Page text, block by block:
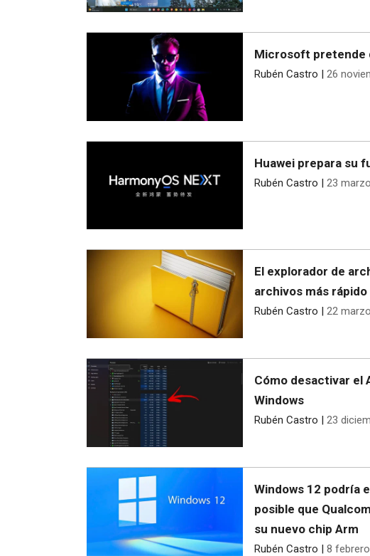
Microsoft pretende
Rubén Castro | 26
Huawei prepara su
Rubén Castro | 23 marzo
El explorador de
archivos más rápido
Rubén Castro | 22 marzo
Cómo desactivar el
Windows
Rubén Castro | 23
Windows 12 podría
posible que
su nuevo chip Arm
Rubén Castro | 8 febrero